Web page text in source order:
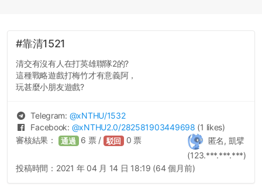
#靠清1521
清交有沒有人在打英雄聯隊2的?
這種戰略遊戲打梅竹才有意義阿，
玩甚麼小朋友遊戲?
Telegram: @xNTHU/1532
Facebook: @xNTHU2.0/282581903449698 (1 likes)
匿名, 凱擘
(123.***.***.***)
審核結果： 通過 6 票 / 駁回 0 票
投稿時間： 2021 年 04 月 14 日 18:19 (64 個月前)